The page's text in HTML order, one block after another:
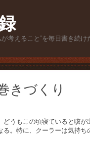
考えること”を毎日書き続け
きづくり
うもこの頃寝ていると咳が
。特に、クーラーは気持ち